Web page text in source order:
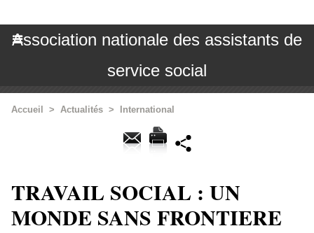
Association nationale des assistants de
service social
Accueil > Actualités > International
TRAVAIL SOCIAL : UN
MONDE SANS FRONTIERE